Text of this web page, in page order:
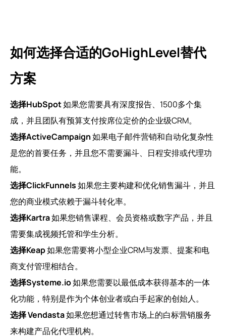
如何选择合适的GoHighLevel替代
方案
选择HubSpot如果您需要具有深度报告、1500多个集
成，并且团队有预算支付按席位定价的企业级CRM。
选择ActiveCampaign如果电子邮件营销和自动化复杂性
是您的首要任务，并且您不需要漏斗、日程安排或代理功
能。
选择ClickFunnels如果您主要构建和优化销售漏斗，并且
您的商业模式依赖于漏斗转化率。
选择Kartra如果您销售课程、会员资格或数字产品，并且
需要集成视频托管和学生分析。
选择Keap如果您需要将小型企业CRM与发票、提案和电
商支付管理相结合。
选择Systeme.io如果您需要以最低成本获得基本的一体
化功能，特别是作为个体创业者或白手起家的创始人。
选择 Vendasta如果您想通过转售市场上的白标营销服务
来构建产品化代理机构。